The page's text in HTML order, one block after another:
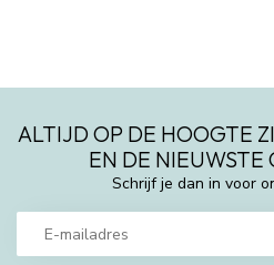
ALTIJD OP DE HOOGTE
EN DE NIEUWSTE
Schrijf je dan in voor